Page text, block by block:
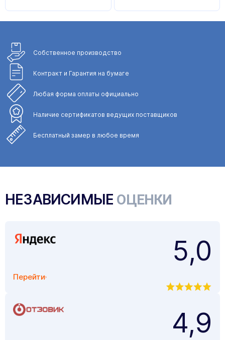
Собственное производство
Контракт и Гарантия на бумаге
Любая форма оплаты официально
Наличие сертификатов ведущих поставщиков
Бесплатный замер в любое время
НЕЗАВИСИМЫЕ ОЦЕНКИ
Перейти
5,0
4,9